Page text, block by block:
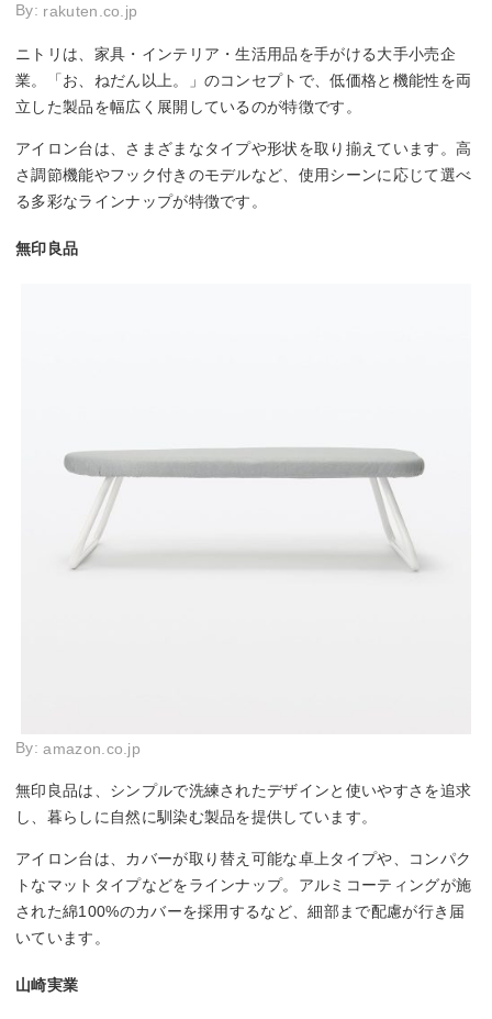
By: rakuten.co.jp
ニトリは、家具・インテリア・生活用品を手がける大手小売企
業。「お、ねだん以上。」のコンセプトで、低価格と機能性を両
立した製品を幅広く展開しているのが特徴です。
アイロン台は、さまざまなタイプや形状を取り揃えています。高
さ調節機能やフック付きのモデルなど、使用シーンに応じて選べ
る多彩なラインナップが特徴です。
無印良品
By:amazon.co.jp
無印良品は、シンプルで洗練されたデザインと使いやすさを追求
し、暮らしに自然に馴染む製品を提供しています。
アイロン台は、カバーが取り替え可能な卓上タイプや、コンパク
トなマットタイプなどをラインナップ。アルミコーティングが施
された綿100%のカバーを採用するなど、細部まで配慮が行き届
いています。
山崎実業